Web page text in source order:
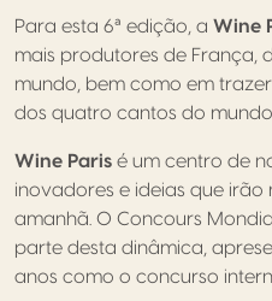
Para esta 6ª edição, a Wine
mais produtores de França,
mundo, bem como em
dos quatro cantos do mundo
Wine Paris é um centro de
inovadores e ideias que irão
amanhã. O Concours
parte desta dinâmica,
anos como o concurso